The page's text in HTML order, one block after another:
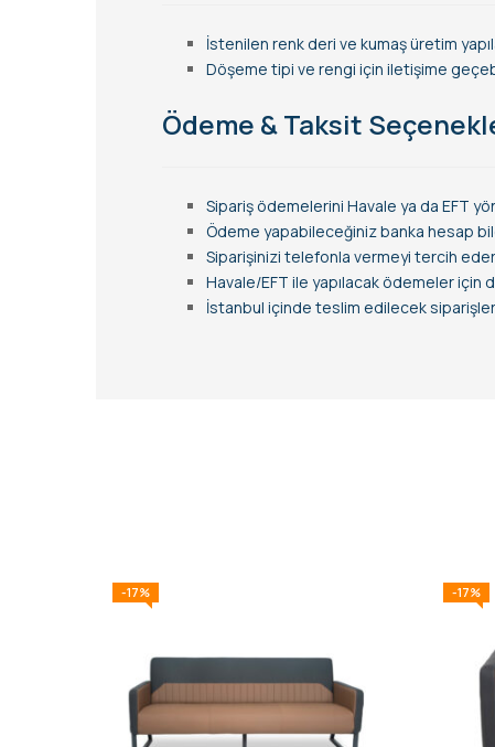
İstenilen renk deri ve kumaş üretim
Döşeme tipi ve rengi için iletişime
Ödeme & Taksit
Sipariş ödemelerini Havale ya da EFT
Ödeme yapabileceğiniz banka hesap
Siparişinizi telefonla vermeyi tercih
Havale/EFT ile yapılacak ödemeler
İstanbul içinde teslim edilecek
-17% -17%